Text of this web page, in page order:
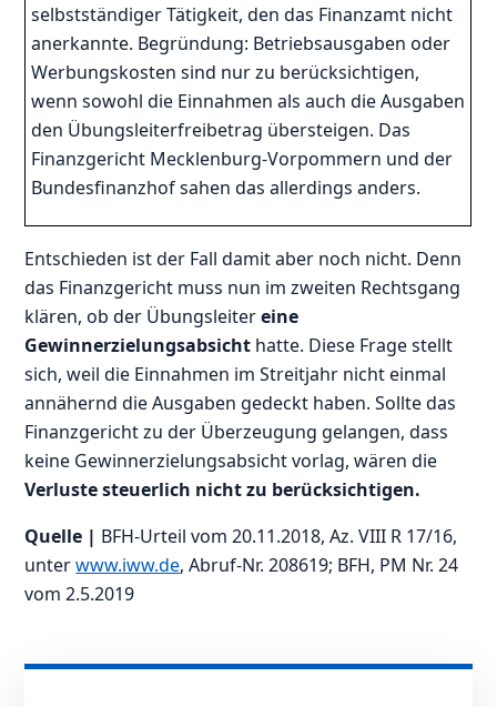
selbstständiger Tätigkeit, den das Finanzamt nicht
anerkannte. Begründung: Betriebsausgaben oder
Werbungskosten sind nur zu berücksichtigen,
wenn sowohl die Einnahmen als auch die Ausgaben
den Übungsleiterfreibetrag übersteigen. Das
Finanzgericht Mecklenburg-Vorpommern und der
Bundesfinanzhof sahen das allerdings anders.
Entschieden ist der Fall damit aber noch nicht. Denn
das Finanzgericht muss nun im zweiten Rechtsgang
klären, ob der Übungsleitereine
Gewinnerzielungsabsicht hatte. Diese Frage stellt
sich, weil die Einnahmen im Streitjahr nicht einmal
annähernd die Ausgaben gedeckt haben. Sollte das
Finanzgericht zu der Überzeugung gelangen, dass
keine Gewinnerzielungsabsicht vorlag, wären die
Verluste steuerlich nicht zu berücksichtigen.
Quelle | BFH-Urteil vom 20.11.2018, Az. VIII R 17/16,
unterwww.iww.de, Abruf-Nr. 208619; BFH, PM Nr. 24
vom 2.5.2019